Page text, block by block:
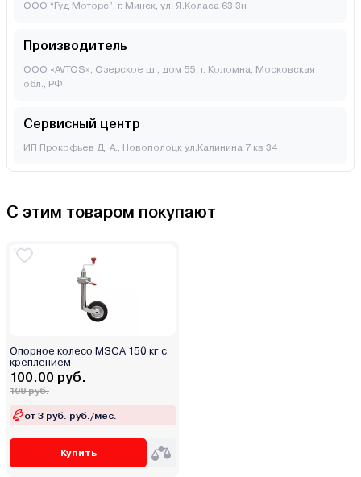
ООО “Гуд Моторс”, г. Минск, ул. Я.Коласа 63 3н
Производитель
ООО «AVTOS», Озерское ш., дом 55, г. Коломна, Московская
обл., РФ
Сервисный центр
ИП Прокофьев Д. А., Новополоцк ул.Калинина 7 кв 34
С этим товаром покупают
Опорное колесо МЗСА 150 кг с
креплением
100.00 руб.
109 руб.
от 3 руб. руб./мес.
Купить